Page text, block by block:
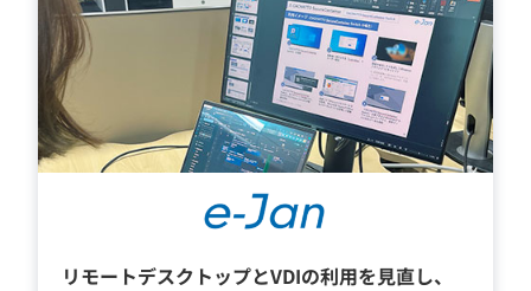
リモートデスクトップとVDIの利用を見直し、